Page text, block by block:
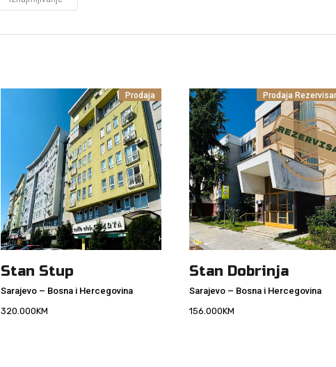
Prodaja
Stan Stup
Sarajevo – Bosna i Hercegovina
320.000KM
Prodaja
Stan Dobrinja
Sarajevo – Bosna i Hercegovina
156.000KM